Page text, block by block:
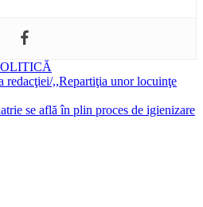
redacţiei/,,Repartiţia unor locuinţe
se află în plin proces de igienizare